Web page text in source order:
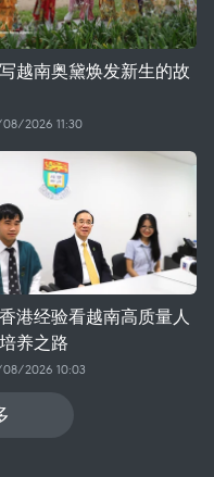
越南奥黛焕发新生的故
2026 11:30
港经验看越南高质量人
养之路
2026 10:03